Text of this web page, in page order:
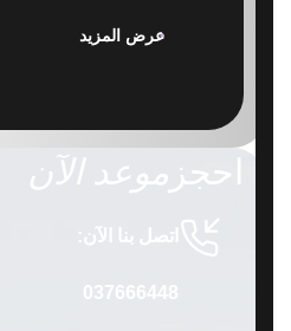
عرض المزيد
احجزموعد الآن
اتصل بنا الآن:
037666448